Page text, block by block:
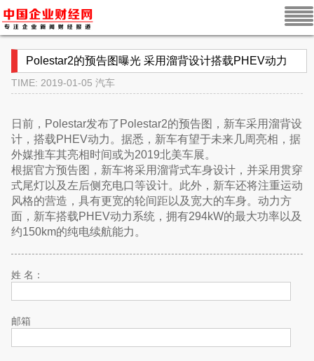
Polestar2的预告图曝光 采用溜背设计搭载PHEV动力
TIME: 2019-01-05 汽车
日前，Polestar发布了Polestar2的预告图，新车采用溜背设
计，搭载PHEV动力。据悉，新车有望于未来几周亮相，据
外媒推车其亮相时间或为2019北美车展。
根据官方预告图，新车将采用溜背式车身设计，并采用贯穿
式尾灯以及左后侧充电口等设计。此外，新车还将注重运动
风格的营造，具有更宽的轮间距以及宽大的车身。动力方
面，新车搭载PHEV动力系统，拥有294kW的最大功率以及
约150km的纯电续航能力。
姓 名：
邮箱